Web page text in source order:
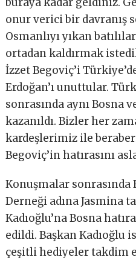
onur verici bir davranış
Osmanlıyı yıkan
ortadan kaldırmak
İzzet Begoviç’i
Erdoğan’ı unuttular.
sonrasında aynı Bosna
kazanıldı. Bizler her
kardeşlerimiz ile
Begoviç’in hatırasını
Konuşmalar sonrasında
Derneği adına Jasmina
Kadıoğlu’na Bosna
edildi. Başkan Kadıoğlu
çeşitli hediyeler takdim